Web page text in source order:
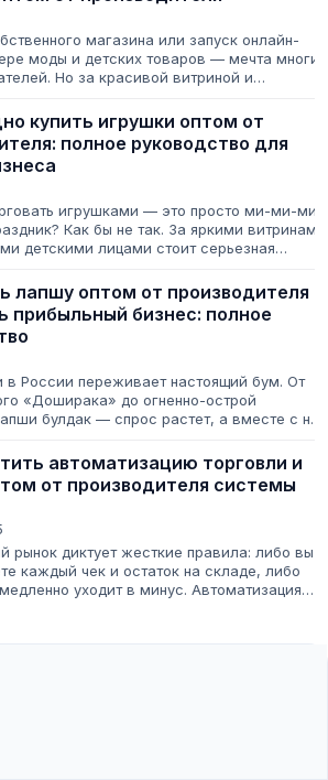
магазина или запуск онлайн-
моды и детских товаров — мечта многих
Но за красивой витриной и
надежных поставщиков....
купить игрушки оптом от
полное руководство для
игрушками — это просто ми-ми-ми
Как бы не так. За яркими витринами
детскими лицами стоит серьезная
и...
лапшу оптом от производителя и
прибыльный бизнес: полное
в России переживает настоящий бум. От
«Доширака» до огненно-острой
булдак — спрос растет, а вместе с
дешево, продал дороже....
автоматизацию торговли и
от производителя системы
рынок диктует жесткие правила: либо вы
каждый чек и остаток на складе, либо
уходит в минус. Автоматизация